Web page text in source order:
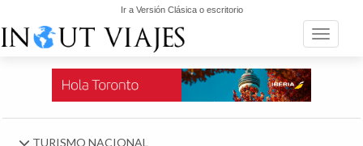
Ir a Versión Clásica o escritorio
Toggle
TURISMO NACIONAL